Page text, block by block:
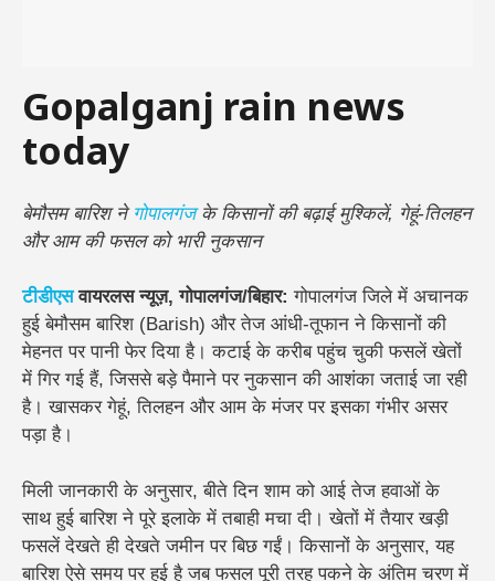
Gopalganj rain news
today
बेमौसम बारिश ने गोपालगंजके किसानों की बढ़ाई मुश्किलें, गेहूं-तिलहन
और आम की फसल को भारी नुकसान
टीडीएसवायरलस न्यूज़, गोपालगंज/बिहार:गोपालगंज जिले में अचानक
हुई बेमौसम बारिश (Barish) और तेज आंधी-तूफान ने किसानों की
मेहनत पर पानी फेर दिया है। कटाई के करीब पहुंच चुकी फसलें खेतों
में गिर गई हैं, जिससे बड़े पैमाने पर नुकसान की आशंका जताई जा रही
है। खासकर गेहूं, तिलहन और आम के मंजर पर इसका गंभीर असर
पड़ा है।
मिली जानकारी के अनुसार, बीते दिन शाम को आई तेज हवाओं के
साथ हुई बारिश ने पूरे इलाके में तबाही मचा दी। खेतों में तैयार खड़ी
फसलें देखते ही देखते जमीन पर बिछ गईं। किसानों के अनुसार, यह
बारिश ऐसे समय पर हुई है जब फसल पूरी तरह पकने के अंतिम चरण में